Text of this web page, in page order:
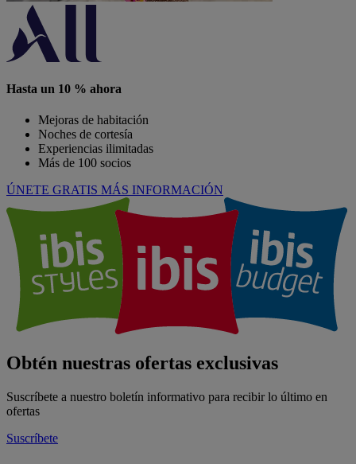
Hasta un 10 % ahora
Mejoras de habitación
Noches de cortesía
Experiencias ilimitadas
Más de 100 socios
ÚNETE GRATIS MÁS INFORMACIÓN
Obtén nuestras ofertas exclusivas
Suscríbete a nuestro boletín informativo para recibir lo último en
ofertas
Suscríbete